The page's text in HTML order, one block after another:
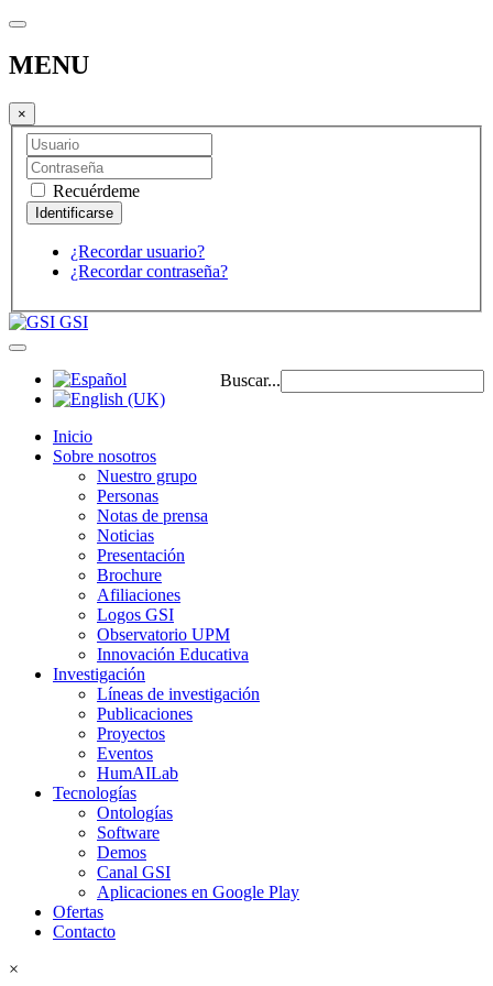
MENU
×
Recuérdeme
¿Recordar usuario?
¿Recordar contraseña?
GSI
Buscar...
Inicio
Sobre nosotros
Nuestro grupo
Personas
Notas de prensa
Noticias
Presentación
Brochure
Afiliaciones
Logos GSI
Observatorio UPM
Innovación Educativa
Investigación
Líneas de investigación
Publicaciones
Proyectos
Eventos
HumAILab
Tecnologías
Ontologías
Software
Demos
Canal GSI
Aplicaciones en Google Play
Ofertas
Contacto
×